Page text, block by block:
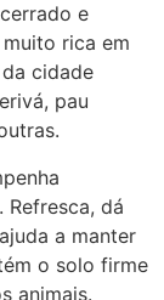
e
rica em
cidade
pau
dá
a manter
o solo firme
animais.